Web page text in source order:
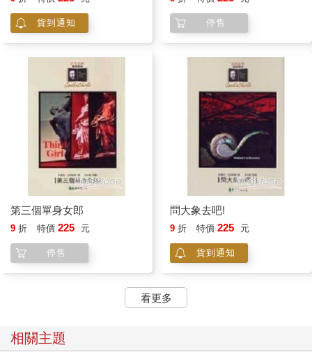
貨到通知 停售
第三個單身女郎
9 折 特價 225 元
停售
問大象去吧!
9 折 特價 225 元
貨到通知
看更多
相關主題